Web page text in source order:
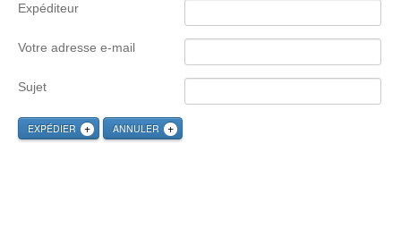
Expéditeur
Votre adresse e-mail
Sujet
EXPÉDIER ANNULER